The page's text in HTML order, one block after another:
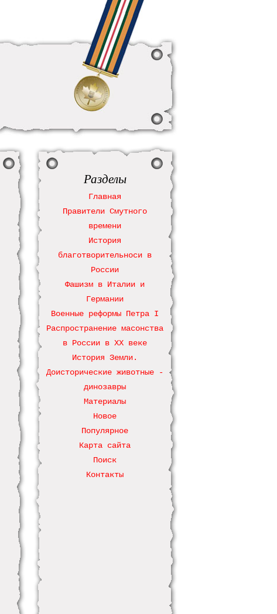
Разделы
Главная
Правители Смутного
времени
История
благотворительноси в
России
Фашизм в Италии и
Германии
Военные реформы Петра І
Распространение масонства
в России в ХХ веке
История Земли.
Доисторические животные -
динозавры
Материалы
Новое
Популярное
Карта сайта
Поиск
Контакты